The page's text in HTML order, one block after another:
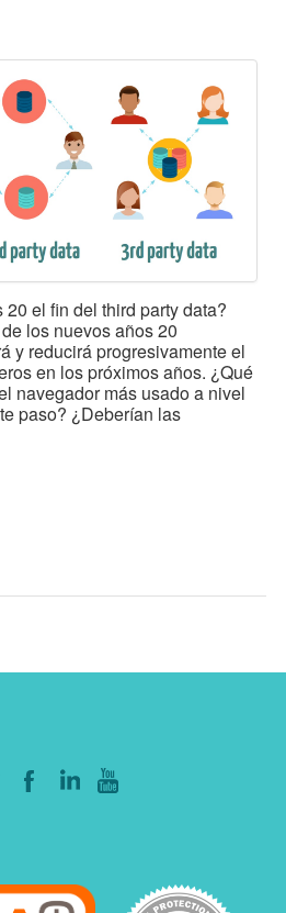
el fin del third party data?
los nuevos años 20
y reducirá progresivamente el
en los próximos años. ¿Qué
navegador más usado a nivel
paso? ¿Deberían las